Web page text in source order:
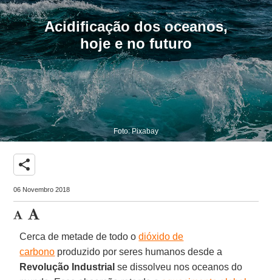
Acidificação dos oceanos,
hoje e no futuro
Foto: Pixabay
share
06 Novembro 2018
Cerca de metade de todo odióxido de
carbono produzido por seres humanos desde a
Revolução Industrial se dissolveu nos oceanos do